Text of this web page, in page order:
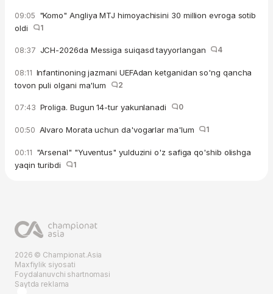
09:05 "Komo" Angliya MTJ himoyachisini 30 million evroga sotib
oldi
1
08:37 JCH-2026da Messiga suiqasd tayyorlangan 4
08:11 Infantinoning jazmani UEFAdan ketganidan so'ng qancha
tovon puli olgani ma'lum
2
07:43 Proliga. Bugun 14-tur yakunlanadi 0
00:50 Alvaro Morata uchun da'vogarlar ma'lum 1
00:11 "Arsenal" "Yuventus" yulduzini o'z safiga qo'shib olishga
yaqin turibdi
1
2026 © Championat.Asia
Maxfiylik siyosati
Foydalanuvchi shartnomasi
Saytda reklama